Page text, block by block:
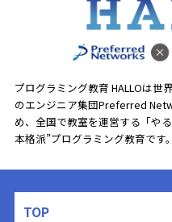
プログラミング教育 HALLOは世
のエンジニア集団Preferred
め、全国で教室を運営する「や
本格派”プログラミング教育です。
TOP